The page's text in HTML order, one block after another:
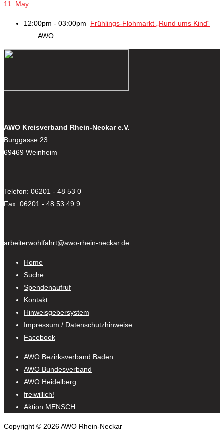
11. May
12:00pm - 03:00pm Frühlings-Flohmarkt „Rund ums Kind“
:: AWO
AWO Kreisverband Rhein-Neckar e.V.
Burggasse 23
69469 Weinheim
Telefon: 06201 - 48 53 0
Fax: 06201 - 48 53 49 9
arbeiterwohlfahrt@awo-rhein-neckar.de
Home
Suche
Spendenaufruf
Kontakt
Hinweisgebersystem
Impressum / Datenschutzhinweise
Facebook
AWO Bezirksverband Baden
AWO Bundesverband
AWO Heidelberg
freiwillich!
Aktion MENSCH
Copyright © 2026 AWO Rhein-Neckar